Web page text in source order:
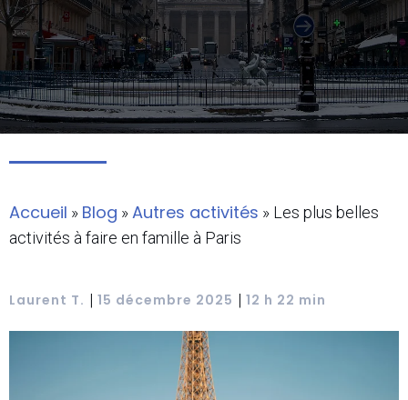
Accueil » Blog »Autres activités » Les plus belles
activités à faire en famille à Paris
Laurent T. | 15 décembre 2025 | 12 h 22 min